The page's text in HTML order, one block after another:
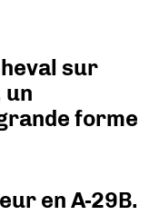
sur
forme
en A-29B.